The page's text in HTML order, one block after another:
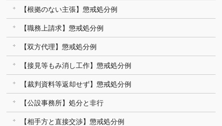
【根拠のない主張】懲戒処分例
【職務上請求】懲戒処分例
【双方代理】懲戒処分例
【接見等もみ消し工作】懲戒処分例
【裁判資料等返却せず】懲戒処分例
【公設事務所】処分と非行
【相手方と直接交渉】懲戒処分例